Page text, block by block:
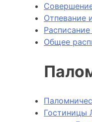
Отпевание
Общее
Гостиницы